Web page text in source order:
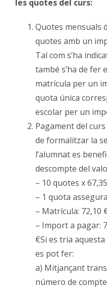
les quotes del curs:
Quotes mensuals
quotes amb un
Tal com s’ha
també s’ha de fer
matrícula per un
quota única
escolar per un
Pagament del
de formalitzar la
l’alumnat es
descompte del
– 10 quotes x
– 1 quota
– Matrícula: 72,10
– Import a pagar:
€Si es tria
es pot fer:
a) Mitjançant
número de